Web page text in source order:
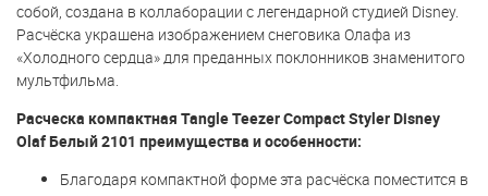
собой, создана в коллаборации с легендарной студией Disney.
Расчёска украшена изображением снеговика Олафа из
«Холодного сердца» для преданных поклонников знаменитого
мультфильма.
Расческа компактная Tangle Teezer Compact Styler Disney
Olaf Белый 2101 преимущества и особенности:
Благодаря компактной форме эта расчёска поместится в